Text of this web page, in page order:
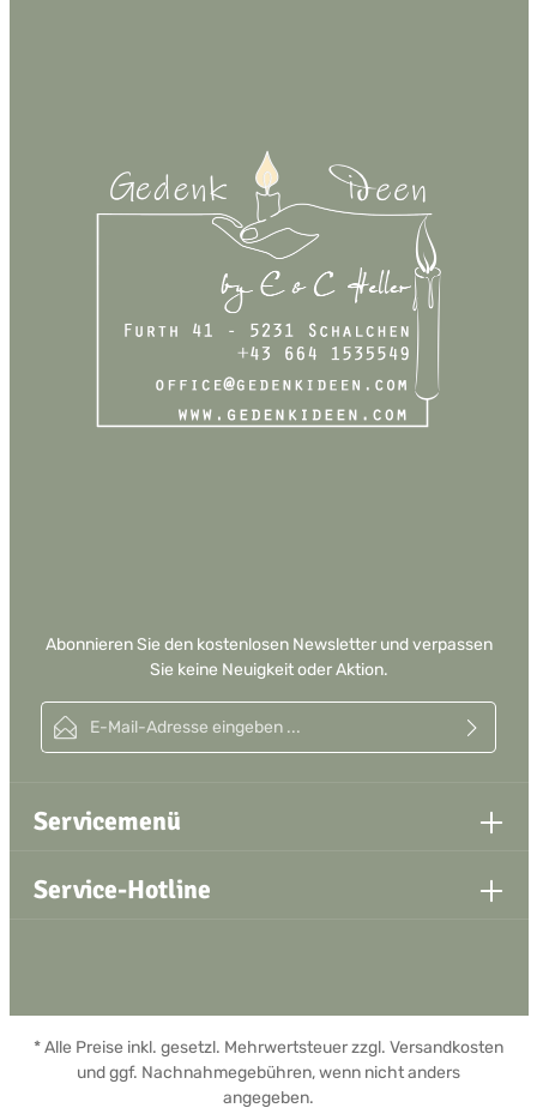
Abonnieren Sie den kostenlosen Newsletter und verpassen
Sie keine Neuigkeit oder Aktion.
Servicemenü
Service-Hotline
* Alle Preise inkl. gesetzl. Mehrwertsteuer zzgl. Versandkosten
und ggf. Nachnahmegebühren, wenn nicht anders
angegeben.